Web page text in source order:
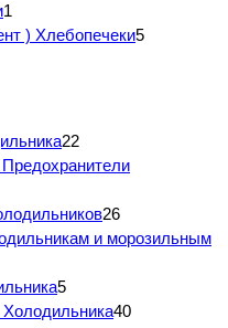
1
) Хлебопечеки5
22
26
и морозильным
5
40